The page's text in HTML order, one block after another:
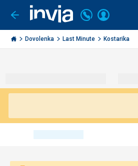
Ísť
späť
Invia.sk
Volajte
+421
2
3221
Prihlásiť
Dovolenka Last Minute Kostarika